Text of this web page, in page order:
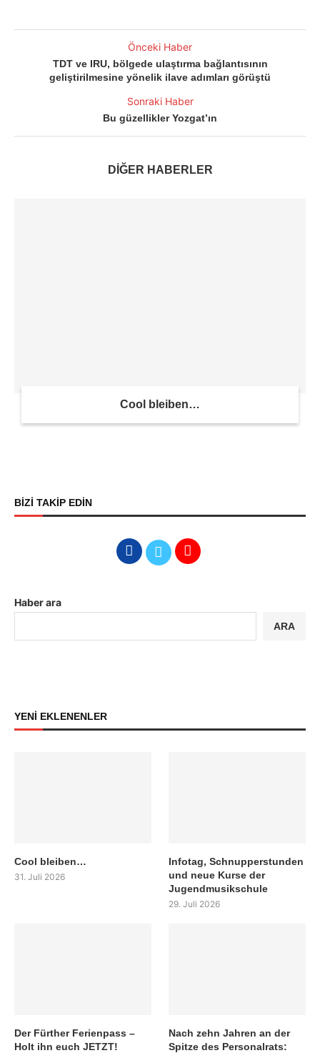
Önceki Haber
TDT ve IRU, bölgede ulaştırma bağlantısının
geliştirilmesine yönelik ilave adımları görüştü
Sonraki Haber
Bu güzellikler Yozgat’ın
DİĞER HABERLER
Cool bleiben…
BİZİ TAKİP EDİN
Haber ara
ARA
YENİ EKLENENLER
Cool bleiben…
31. Juli 2026
Infotag, Schnupperstunden
und neue Kurse der
Jugendmusikschule
29. Juli 2026
Der Fürther Ferienpass –
Holt ihn euch JETZT!
Nach zehn Jahren an der
Spitze des Personalrats: